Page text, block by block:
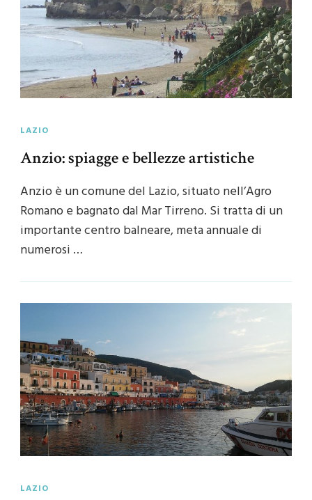
LAZIO
Anzio: spiagge e bellezze artistiche
Anzio è un comune del Lazio, situato nell’Agro
Romano e bagnato dal Mar Tirreno. Si tratta di un
importante centro balneare, meta annuale di
numerosi …
LAZIO